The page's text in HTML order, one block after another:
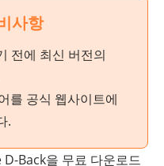
사항
전에 최신 버전의
를 공식 웹사이트에
.
Back을 무료 다운로드